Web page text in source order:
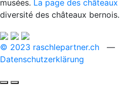
musées. La page des châteaux
diversité des châteaux bernois.
© 2023 raschlepartner.ch —
Datenschutzerklärung